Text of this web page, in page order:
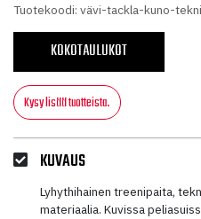
Tuotekoodi: vävi-tackla-kuno-
KOKOTAULUKOT
Kysy lisää tuotteista.
KUVAUS
Lyhythihainen treenipaita,
materiaalia. Kuvissa